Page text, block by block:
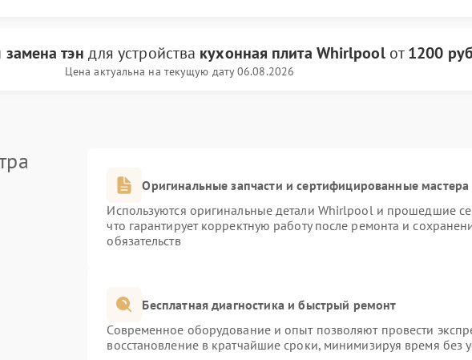
замена тэн для устройства кухонная плита Whirlpoolот1200
Цена актуальна на текущую дату 06.08.2026
Оригинальные запчасти и сертифицированные мастера
Используются оригинальные детали Whirlpool и прошедшие
что гарантирует корректную работу после ремонта и
обязательств
Бесплатная диагностика и быстрый ремонт
Современное оборудование и опыт позволяют провести
восстановление в кратчайшие сроки, минимизируя время без